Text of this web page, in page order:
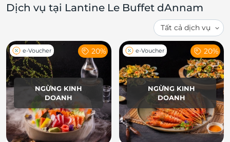
Dịch vụ tại Lantine Le Buffet dAnnam
NGỪNG KINH
DOANH
e-Voucher 20%
NGỪNG KINH
DOANH
e-Voucher 20%